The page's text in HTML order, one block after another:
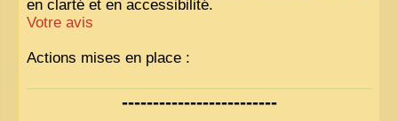
en clarté et en accessibilité.
Votre avis
Actions mises en place :
Nous avons déjà ajusté les couleurs pour améliorer
la lisibilité. Votre avis nous intéresse !
-------------------------